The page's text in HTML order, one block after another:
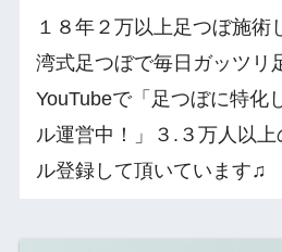
１８年２万以上足つぼ施術
湾式足つぼで毎日ガッツリ
YouTubeで「足つぼに特化
ル運営中！」３.３万人以
ル登録して頂いています♫